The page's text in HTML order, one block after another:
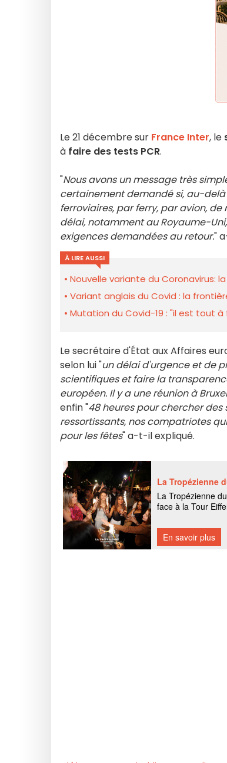
Le 21 décembre sur France Inter, le
à faire des tests PCR.
"Nous avons un message très
certainement demandé si, au-delà
ferroviaires, par ferry, par avion,
délai, notamment au Royaume-
exigences demandées au retour."
À LIRE AUSSI
Nouvelle variante du Coronavirus:
Variant anglais du Covid : la
Mutation du Covid-19 : "il est tout à
Le secrétaire d'État aux Affaires
selon lui "un délai d'urgence et de
scientifiques et faire la
européen. Il y a une réunion à
enfin "48 heures pour chercher
ressortissants, nos compatriotes
pour les fêtes" a-t-il expliqué.